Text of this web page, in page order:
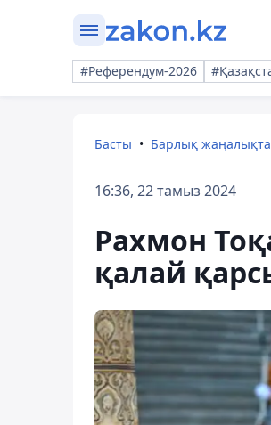
#Референдум-2026
Басты Барлық
16:36, 22 тамыз 2024
Рахмон
қалай